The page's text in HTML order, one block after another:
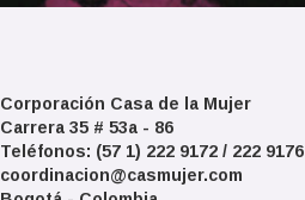
Corporación Casa de la Mujer
Carrera 35 # 53a - 86
Teléfonos: (57 1) 222 9172 / 222 9176
coordinacion@casmujer.com